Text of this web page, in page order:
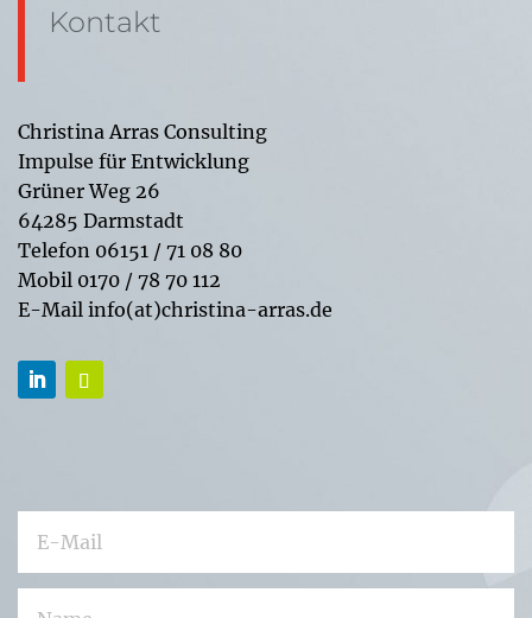
Kontakt
Christina Arras Consulting
Impulse für Entwicklung
Grüner Weg 26
64285 Darmstadt
Telefon 06151 / 71 08 80
Mobil 0170 / 78 70 112
E-Mail info(at)christina-arras.de